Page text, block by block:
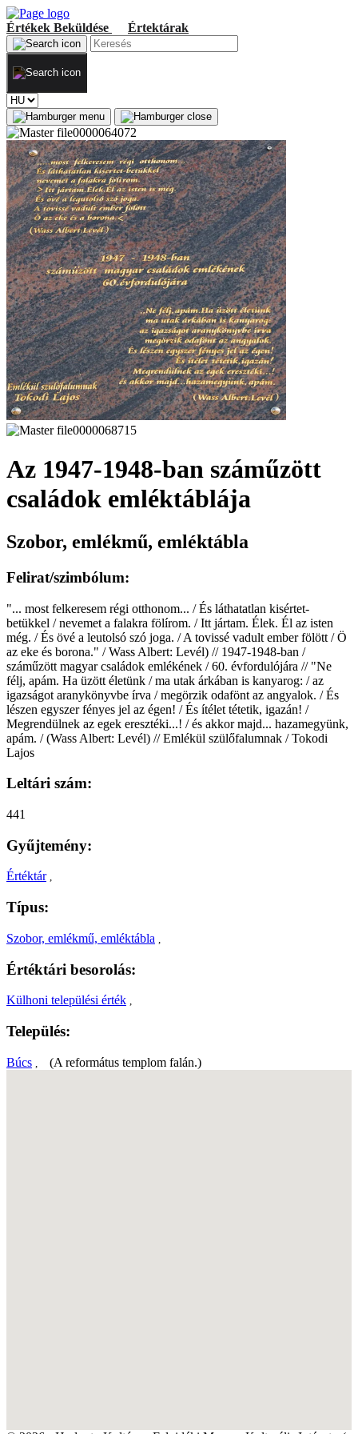
Értékek Beküldése Értektárak
Az 1947-1948-ban száműzött
családok emléktáblája
Szobor, emlékmű, emléktábla
Felirat/szimbólum:
"... most felkeresem régi otthonom... / És láthatatlan kisértet-
betükkel / nevemet a falakra fölírom. / Itt jártam. Élek. Él az isten
még. / És övé a leutolsó szó joga. / A tovissé vadult ember fölött / Ö
az eke és borona." / Wass Albert: Levél) // 1947-1948-ban /
száműzött magyar családok emlékének / 60. évfordulójára // "Ne
félj, apám. Ha üzött életünk / ma utak árkában is kanyarog: / az
igazságot aranykönyvbe írva / megörzik odafönt az angyalok. / És
lészen egyszer fényes jel az égen! / És ítélet tétetik, igazán! /
Megrendülnek az egek eresztéki...! / és akkor majd... hazamegyünk,
apám. / (Wass Albert: Levél) // Emlékül szülőfalumnak / Tokodi
Lajos
Leltári szám:
441
Gyűjtemény:
Értéktár ,
Típus:
Szobor, emlékmű, emléktábla
Értéktári besorolás:
Külhoni települési érték ,
Település:
Búcs (A református templom falán.)